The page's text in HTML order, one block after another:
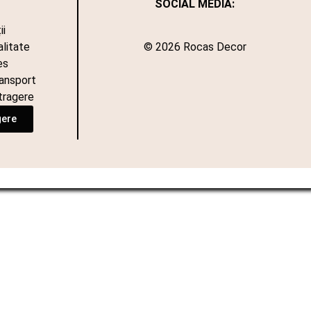
SOCIAL MEDIA:
© 2026 Rocas Decor